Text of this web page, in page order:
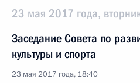
23 мая 2017 года,
Заседание Совета по
культуры и спорта
23 мая 2017 года, 18:40